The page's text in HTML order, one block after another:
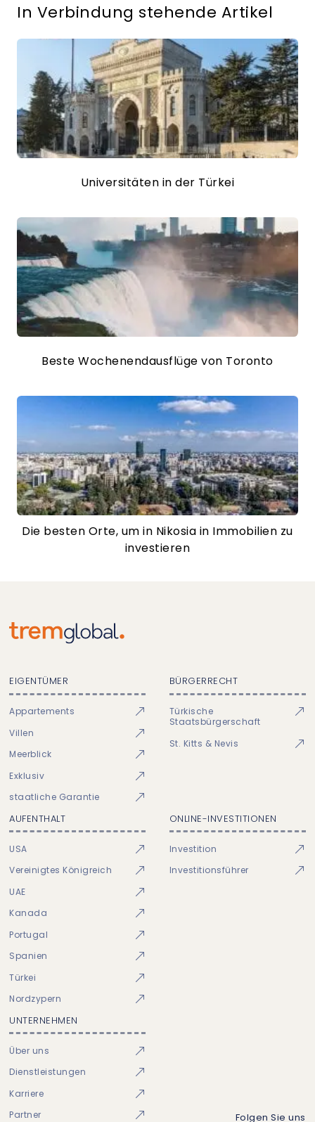
In Verbindung stehende Artikel
Universitäten in der Türkei
Beste Wochenendausflüge von Toronto
Die besten Orte, um in Nikosia in Immobilien zu
investieren
EIGENTÜMER
Appartements
Villen
Meerblick
Exklusiv
staatliche Garantie
BÜRGERRECHT
Türkische
Staatsbürgerschaft
St. Kitts & Nevis
AUFENTHALT
USA
Vereinigtes Königreich
UAE
Kanada
Portugal
Spanien
Türkei
Nordzypern
ONLINE-INVESTITIONEN
Investition
Investitionsführer
UNTERNEHMEN
Über uns
Dienstleistungen
Karriere
Partner
Folgen Sie uns